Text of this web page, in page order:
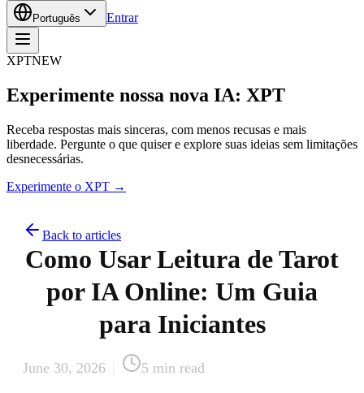
Português Entrar
XPTNEW
Experimente nossa nova IA: XPT
Receba respostas mais sinceras, com menos recusas e mais
liberdade. Pergunte o que quiser e explore suas ideias sem limitações
desnecessárias.
Experimente o XPT →
Back to articles
Como Usar Leitura de Tarot
por IA Online: Um Guia
para Iniciantes
June 30, 2026 5 min read